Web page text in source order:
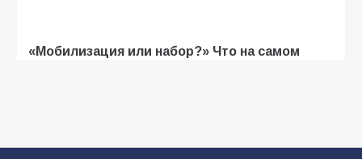
«Мобилизация или набор?» Что на самом